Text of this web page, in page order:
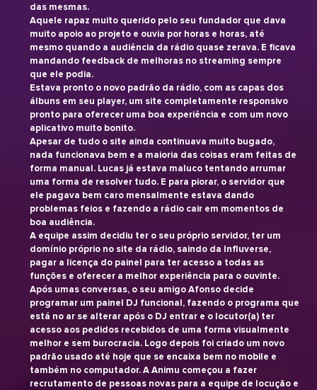
das mesmas.
Aquele rapaz muito querido pelo seu fundador que dava
muito apoio ao projeto e ouvia por horas e horas, até
mesmo quando a audiência da rádio quase zerava. E ficava
mandando feedback de melhoras no streaming sempre
que ele podia.
Estava pronto o novo padrão da rádio, com as capas dos
álbuns em seu player, um site completamente responsivo
pronto para oferecer uma boa experiência e com um novo
aplicativo muito bonito.
Apesar de tudo o site ainda continuava muito bugado,
nada funcionava bem e a maioria das coisas eram feitas de
forma manual. Lucas já estava maluco tentando arrumar
uma forma de resolver tudo. E para piorar, o servidor que
ele pagava bem caro mensalmente estava dando
problemas feios e fazendo a rádio cair em momentos de
boa audiência.
A equipe assim decidiu ter o seu próprio servidor, ter um
domínio próprio no site da rádio, saindo da Influverse,
pagar a licença do painel para ter acesso a todas as
funções e oferecer a melhor experiência para o ouvinte.
Após umas conversas, o seu amigo Afonso decide
programar um painel DJ funcional, fazendo o programa que
está no ar se alterar após o DJ entrar e o locutor(a) ter
acesso aos pedidos recebidos de uma forma visualmente
melhor e sem burocracia. Logo depois foi criado um novo
padrão usado até hoje que se encaixa bem no mobile e
também no computador. A Animu começou a fazer
recrutamento de pessoas novas para a equipe de locução e